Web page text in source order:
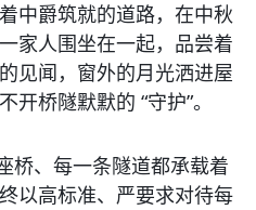
中爵筑就的道路，在中秋
家人围坐在一起，品尝着
见闻，窗外的月光洒进屋
桥隧默默的 “守护”。
桥、每一条隧道都承载着
以高标准、严要求对待每